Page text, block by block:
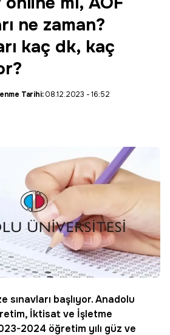
ne zaman?
kaç dk, kaç
Tarihi:08.12.2023 - 16:52
sınavları başlıyor. Anadolu
İktisat ve İşletme
2024 öğretim yılı güz ve